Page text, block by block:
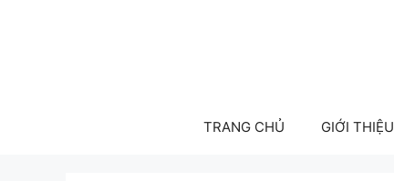
TRANG CHỦ GIỚI THIỆU